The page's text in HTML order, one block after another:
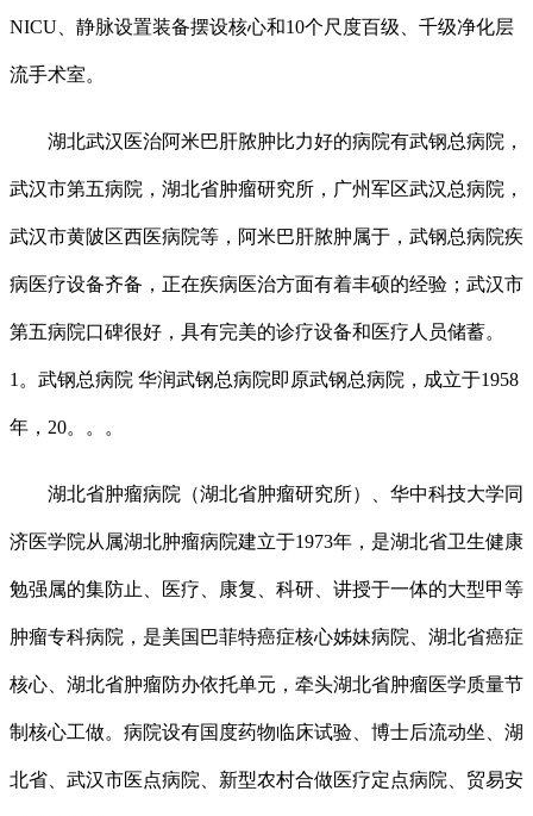
NICU、静脉设置装备摆设核心和10个尺度百级、千级净化层
流手术室。
湖北武汉医治阿米巴肝脓肿比力好的病院有武钢总病院，
武汉市第五病院，湖北省肿瘤研究所，广州军区武汉总病院，
武汉市黄陂区西医病院等，阿米巴肝脓肿属于，武钢总病院疾
病医疗设备齐备，正在疾病医治方面有着丰硕的经验；武汉市
第五病院口碑很好，具有完美的诊疗设备和医疗人员储蓄。
1。武钢总病院 华润武钢总病院即原武钢总病院，成立于1958
年，20。。。
湖北省肿瘤病院（湖北省肿瘤研究所）、华中科技大学同
济医学院从属湖北肿瘤病院建立于1973年，是湖北省卫生健康
勉强属的集防止、医疗、康复、科研、讲授于一体的大型甲等
肿瘤专科病院，是美国巴菲特癌症核心姊妹病院、湖北省癌症
核心、湖北省肿瘤防办依托单元，牵头湖北省肿瘤医学质量节
制核心工做。病院设有国度药物临床试验、博士后流动坐、湖
北省、武汉市医点病院、新型农村合做医疗定点病院、贸易安